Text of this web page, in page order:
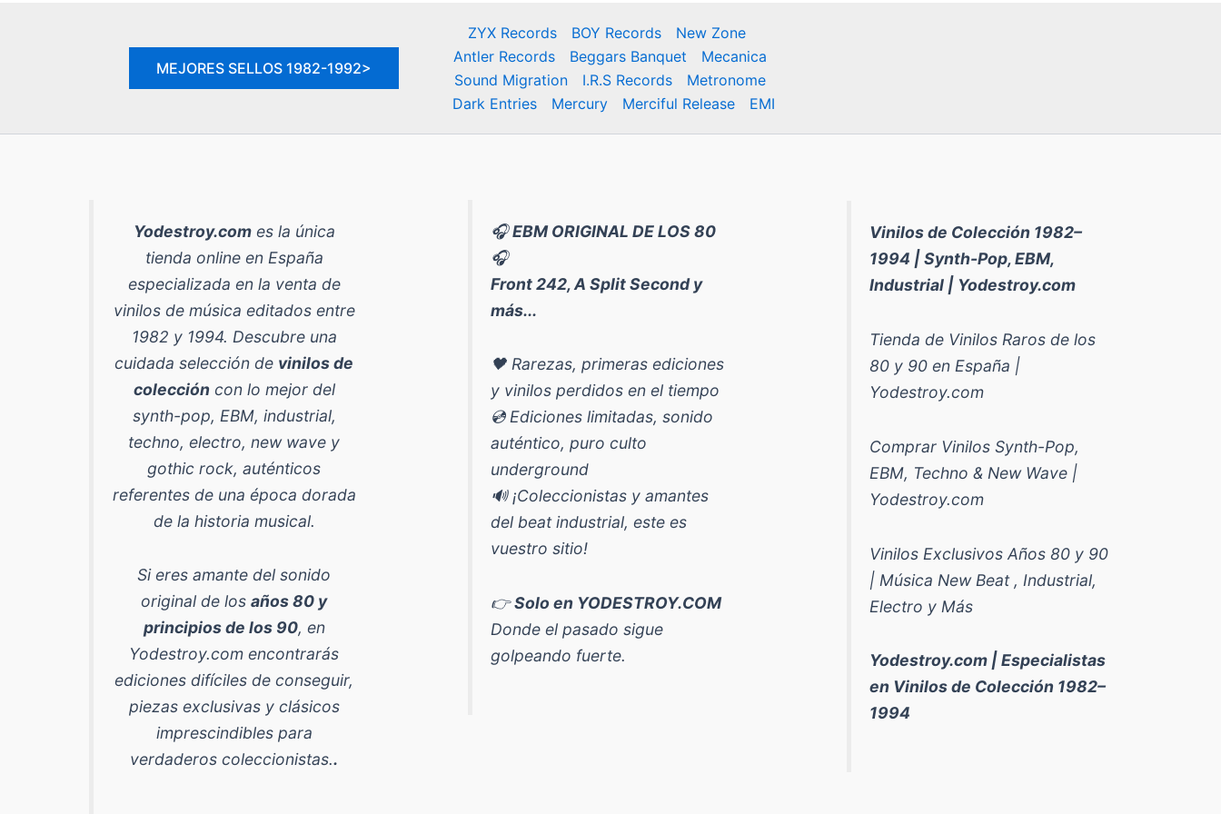
MEJORES SELLOS 1982-1992>
ZYX Records BOY Records
New Zone
Antler Records
Beggars Banquet
Mecanica
Sound Migration
I.R.S Records
Metronome
Dark Entries
Mercury Merciful Release EMI
Yodestroy.comes la única
tienda online en España
especializada en la venta de
vinilos de música editados entre
1982 y 1994. Descubre una
cuidada selección de vinilos de
coleccióncon lo mejor del
synth-pop, EBM, industrial,
techno, electro, new wave y
gothic rock, auténticos
referentes de una época dorada
de la historia musical.
Si eres amante del sonido
original de losaños 80 y
principios de los 90, en
Yodestroy.com encontrarás
ediciones difíciles de conseguir,
piezas exclusivas y clásicos
imprescindibles para
verdaderos coleccionistas..
🎧EBM ORIGINAL DE LOS 80
🎧
Front 242, A Split Second y
más...
🖤 Rarezas, primeras ediciones
y vinilos perdidos en el tiempo
💿 Ediciones limitadas, sonido
auténtico, puro culto
underground
🔊 ¡Coleccionistas y amantes
del beat industrial, este es
vuestro sitio!
👉Solo en YODESTROY.COM
Donde el pasado sigue
golpeando fuerte.
Vinilos de Colección 1982–
1994 | Synth-Pop, EBM,
Industrial | Yodestroy.com
Tienda de Vinilos Raros de los
80 y 90 en España |
Yodestroy.com
Comprar Vinilos Synth-Pop,
EBM, Techno & New Wave |
Yodestroy.com
Vinilos Exclusivos Años 80 y 90
| Música New Beat , Industrial,
Electro y Más
Yodestroy.com | Especialistas
en Vinilos de Colección 1982–
1994